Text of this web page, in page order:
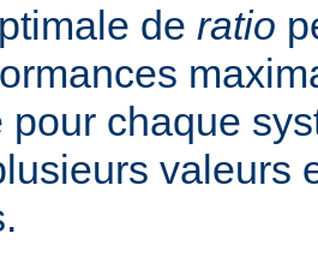
de ratio
pour chaque
valeurs